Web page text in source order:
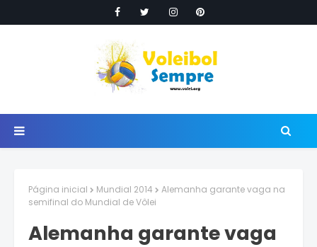
Página inicial Mundial 2014
Alemanha garante vaga na
semifinal do Mundial de Vôlei
Alemanha garante vaga